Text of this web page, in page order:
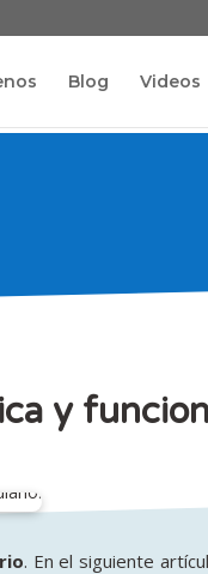
Blog Videos
y
. En el siguiente